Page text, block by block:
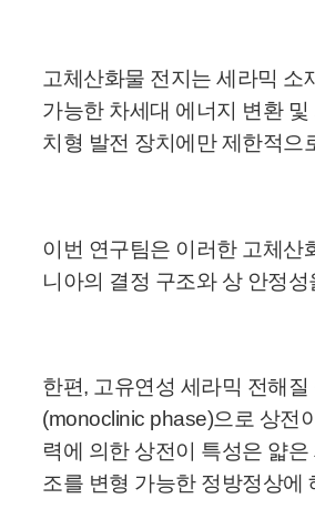
고체산화물 전지는 세라믹 소
가능한 차세대 에너지 변환
치형 발전 장치에만 제한적으
이번 연구팀은 이러한 고체산
니아의 결정 구조와 상 안정
한편, 고유연성 세라믹 전해
(monoclinic phase)으로 상전
력에 의한 상전이 특성은 얇
조를 변형 가능한 정방정상에